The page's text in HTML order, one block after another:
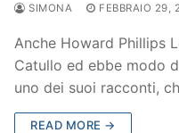
SIMONA FEBBRAIO 29,
Anche Howard Phillips
Catullo ed ebbe modo
uno dei suoi racconti,
READ MORE →